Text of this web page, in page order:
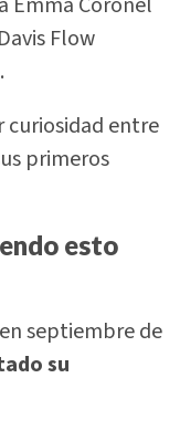
Flow
curiosidad entre
primeros
esto
septiembre de
su